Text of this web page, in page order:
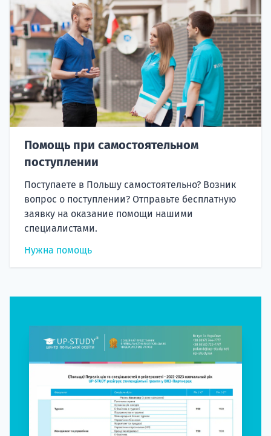
Помощь при самостоятельном
поступлении
Поступаете в Польшу самостоятельно? Возник
вопрос о поступлении? Отправьте бесплатную
заявку на оказание помощи нашими
специалистами.
Нужна помощь